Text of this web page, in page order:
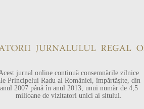
jurnal online continuă consemnările zilnice
Principelui Radu al României, împărtășite, din
anul 2007 până în anul 2013, unui număr de 4,5
milioane de vizitatori unici ai sitului.